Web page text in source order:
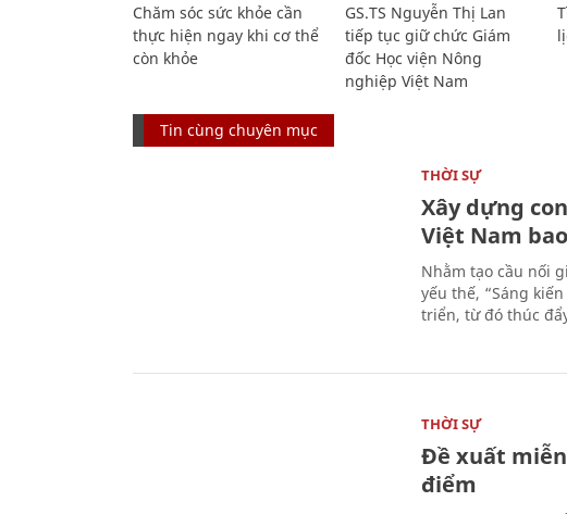
Chăm sóc sức khỏe cần
thực hiện ngay khi cơ thể
còn khỏe
GS.TS Nguyễn Thị Lan
tiếp tục giữ chức Giám
đốc Học viện Nông
nghiệp Việt Nam
Tin cùng chuyên mục
THỜI SỰ
Xây dựng
Việt Nam
Nhằm tạo cầu nối
yếu thế, “Sáng
triển, từ đó thúc
THỜI SỰ
Đề xuất
điểm